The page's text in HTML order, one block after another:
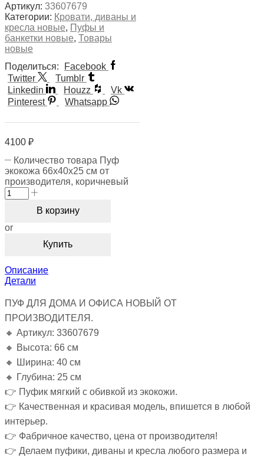
Артикул: 33607679
Категории: Кровати, диваны и
кресла новые, Пуфы и
банкетки новые, Товары
новые
Поделиться:
Facebook
Twitter
Tumblr
Linkedin
Houzz
Vk
Pinterest
Whatsapp
4100 ₽
Количество товара Пуф
экокожа 66х40х25 см от
производителя, коричневый
В корзину
or
Купить
Описание
Детали
ПУФ ДЛЯ ДОМА И ОФИСА НОВЫЙ ОТ
ПРОИЗВОДИТЕЛЯ.
🔸 Артикул: 33607679
🔸 Высота: 66 см
🔸 Ширина: 40 см
🔸 Глубина: 25 см
👉 Пуфик мягкий с обивкой из экокожи.
👉 Качественная и красивая модель, впишется в любой
интерьер.
👉 Фабричное качество, цена от производителя!
👉 Делаем пуфики, диваны и кресла любого размера и